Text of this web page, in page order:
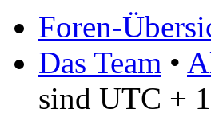
Foren-
Das Team •
sind UTC +